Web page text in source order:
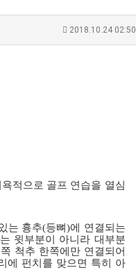
2018.10.24 02:50
적으로 골프 연습을 열심
는 흉추(등뼈)에 연결되는
윗부분이 아니라 대부분
척추 한쪽에만 연결되어
에 펀치를 맞으면 특히 아